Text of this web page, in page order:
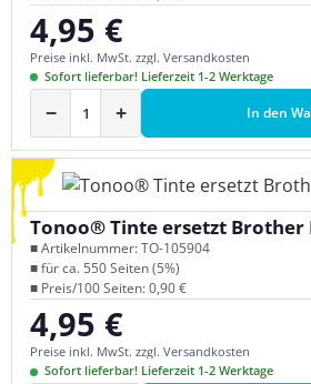
Regulärer Preis:
4,95 €
Preise inkl. MwSt. zzgl. Versandkosten
Sofort lieferbar! Lieferzeit 1-2 Werktage
− + In den
Tonoo® Tinte ersetzt Brother
■ Artikelnummer: TO-105904
■ für ca. 550 Seiten (5%)
■ Preis/100 Seiten: 0,90 €
Regulärer Preis:
4,95 €
Preise inkl. MwSt. zzgl. Versandkosten
Sofort lieferbar! Lieferzeit 1-2 Werktage